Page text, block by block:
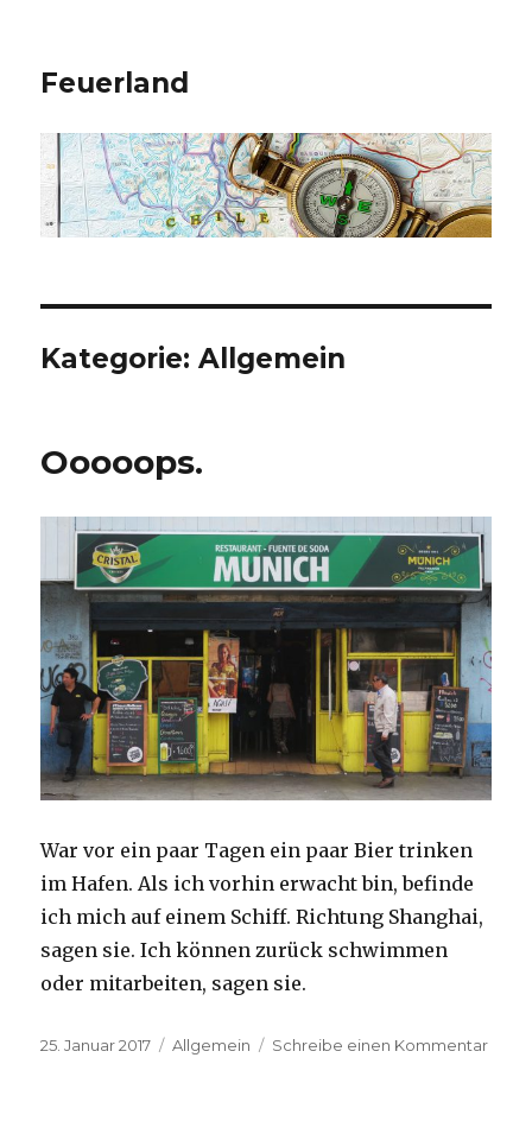
Feuerland
Kategorie:Allgemein
Ooooops.
War vor ein paar Tagen ein paar Bier trinken
im Hafen. Als ich vorhin erwacht bin, befinde
ich mich auf einem Schiff. Richtung Shanghai,
sagen sie. Ich können zurück schwimmen
oder mitarbeiten, sagen sie.
Veröffentlicht
25. Januar 2017 Kategorien
Allgemein Schreibe einen Kommentarzu